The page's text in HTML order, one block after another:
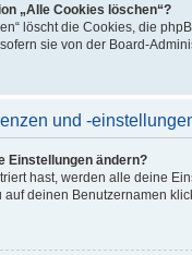
„Alle Cookies löschen“?
löscht die Cookies, die
sofern sie von der Board-
und -
Einstellungen ändern?
hast, werden alle deine
deinen Benutzernamen